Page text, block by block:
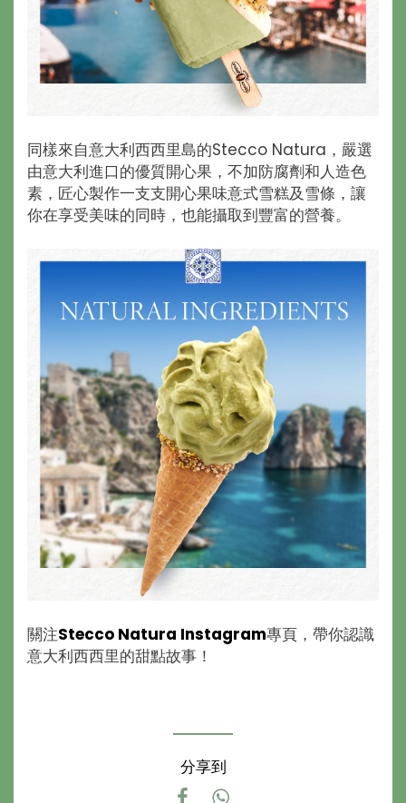
同樣來自意大利西西里島的Stecco Natura，嚴選
由意大利進口的優質開心果，不加防腐劑和人造色
素，匠心製作一支支開心果味意式雪糕及雪條，讓
你在享受美味的同時，也能攝取到豐富的營養。
關注Stecco Natura Instagram專頁，帶你認識
意大利西西里的甜點故事！
分享到